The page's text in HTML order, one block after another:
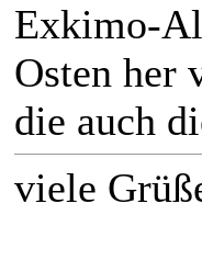
Exkimo-
Osten her
die auch
viele